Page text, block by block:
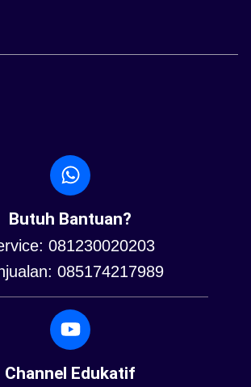
Butuh Bantuan?
081230020203
085174217989
Channel Edukatif